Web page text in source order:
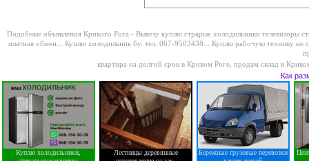
Подобные объявления Кривого Рога -Вывезу куплю страрые холодильники телевизоры
платная обмен...Куплю холодильник бу. тел. 067-9503438...Куплю рабочую технику не
квартира на долгий срок в Кривом Роге ,продам склад в
Как
Куплю холодильники,
Лестницы деревянные
Бережные грузовые перевозки